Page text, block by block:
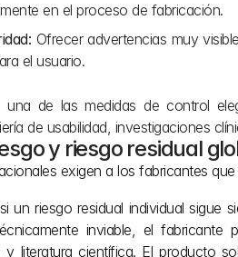
en el proceso de fabricación.
Ofrecer advertencias muy
el usuario.
de las medidas de control
de usabilidad, investigaciones
y riesgo residual
exigen a los fabricantes
si un riesgo residual individual sigue
inviable, el
y literatura científica. El producto